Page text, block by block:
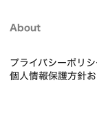
About
プライバシーポリ
個人情報保護方針